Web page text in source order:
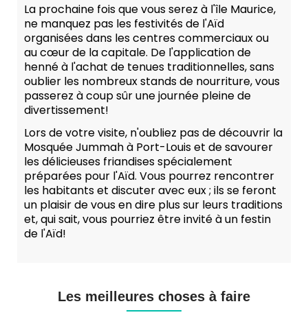
La prochaine fois que vous serez à l'île Maurice,
ne manquez pas les festivités de l'Aïd
organisées dans les centres commerciaux ou
au cœur de la capitale. De l'application de
henné à l'achat de tenues traditionnelles, sans
oublier les nombreux stands de nourriture, vous
passerez à coup sûr une journée pleine de
divertissement!
Lors de votre visite, n'oubliez pas de découvrir la
Mosquée Jummah à Port-Louis et de savourer
les délicieuses friandises spécialement
préparées pour l'Aïd. Vous pourrez rencontrer
les habitants et discuter avec eux ; ils se feront
un plaisir de vous en dire plus sur leurs traditions
et, qui sait, vous pourriez être invité à un festin
de l'Aïd!
Les meilleures choses à faire